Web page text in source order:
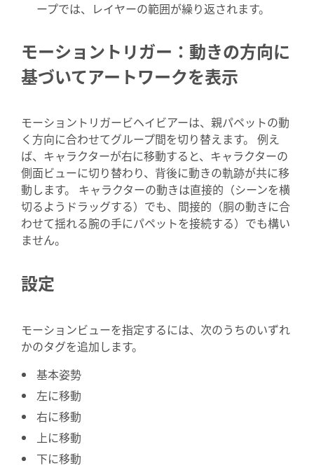
ープでは、レイヤーの範囲が繰り返されます。
モーショントリガー：動きの方向に
基づいてアートワークを表示
モーショントリガービヘイビアーは、親パペットの動
く方向に合わせてグループ間を切り替えます。 例え
ば、キャラクターが右に移動すると、キャラクターの
側面ビューに切り替わり、背後に動きの軌跡が共に移
動します。 キャラクターの動きは直接的（シーンを横
切るようドラッグする）でも、間接的（胴の動きに合
わせて揺れる腕の手にパペットを接続する）でも構い
ません。
設定
モーションビューを指定するには、次のうちのいずれ
かのタグを追加します。
基本姿勢
左に移動
右に移動
上に移動
下に移動